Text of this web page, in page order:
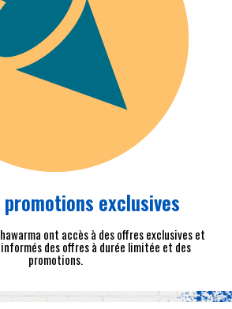
exclusives
ont accès à des offres exclusives et
des offres à durée limitée et des
promotions.